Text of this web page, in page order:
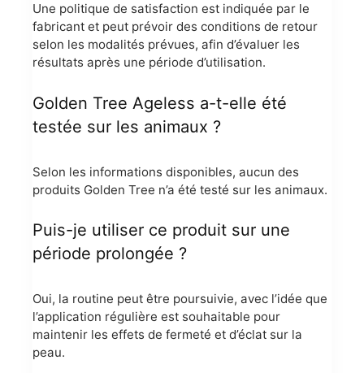
Une politique de satisfaction est indiquée par le
fabricant et peut prévoir des conditions de retour
selon les modalités prévues, afin d’évaluer les
résultats après une période d’utilisation.
Golden Tree Ageless a-t-elle été
testée sur les animaux ?
Selon les informations disponibles, aucun des
produits Golden Tree n’a été testé sur les animaux.
Puis-je utiliser ce produit sur une
période prolongée ?
Oui, la routine peut être poursuivie, avec l’idée que
l’application régulière est souhaitable pour
maintenir les effets de fermeté et d’éclat sur la
peau.